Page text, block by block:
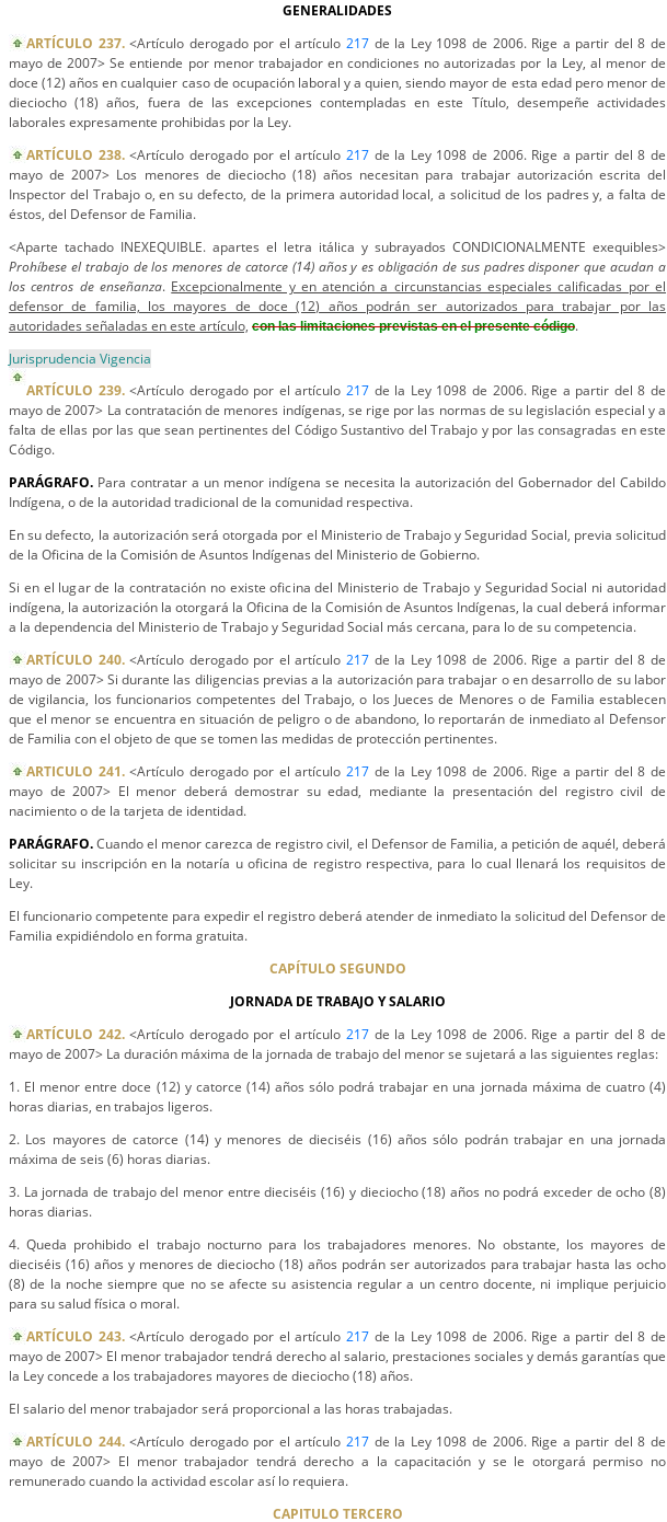
GENERALIDADES
ARTÍCULO 237.<Artículo derogado por el artículo217 de la Ley 1098 de 2006. Rige a partir del 8 de
mayo de 2007> Se entiende por menor trabajador en condiciones no autorizadas por la Ley, al menor de
doce (12) años en cualquier caso de ocupación laboral y a quien, siendo mayor de esta edad pero menor de
dieciocho (18) años, fuera de las excepciones contempladas en este Título, desempeñe actividades
laborales expresamente prohibidas por la Ley.
ARTÍCULO 238.<Artículo derogado por el artículo217 de la Ley 1098 de 2006. Rige a partir del 8 de
mayo de 2007> Los menores de dieciocho (18) años necesitan para trabajar autorización escrita del
Inspector del Trabajo o, en su defecto, de la primera autoridad local, a solicitud de los padres y, a falta de
éstos, del Defensor de Familia.
<Aparte tachado INEXEQUIBLE. apartes el letra itálica y subrayados CONDICIONALMENTE exequibles>
Prohíbese el trabajo de los menores de catorce (14) años y es obligación de sus padres disponer que acudan a
los centros de enseñanza. Excepcionalmente y en atención a circunstancias especiales calificadas por el
defensor de familia, los mayores de doce (12) años podrán ser autorizados para trabajar por las
autoridades señaladas en este artículo, con las limitaciones previstas en el presente código.
Jurisprudencia Vigencia
ARTÍCULO 239.<Artículo derogado por el artículo217 de la Ley 1098 de 2006. Rige a partir del 8 de
mayo de 2007> La contratación de menores indígenas, se rige por las normas de su legislación especial y a
falta de ellas por las que sean pertinentes del Código Sustantivo del Trabajo y por las consagradas en este
Código.
PARÁGRAFO. Para contratar a un menor indígena se necesita la autorización del Gobernador del Cabildo
Indígena, o de la autoridad tradicional de la comunidad respectiva.
En su defecto, la autorización será otorgada por el Ministerio de Trabajo y Seguridad Social, previa solicitud
de la Oficina de la Comisión de Asuntos Indígenas del Ministerio de Gobierno.
Si en el lugar de la contratación no existe oficina del Ministerio de Trabajo y Seguridad Social ni autoridad
indígena, la autorización la otorgará la Oficina de la Comisión de Asuntos Indígenas, la cual deberá informar
a la dependencia del Ministerio de Trabajo y Seguridad Social más cercana, para lo de su competencia.
ARTÍCULO 240.<Artículo derogado por el artículo217 de la Ley 1098 de 2006. Rige a partir del 8 de
mayo de 2007> Si durante las diligencias previas a la autorización para trabajar o en desarrollo de su labor
de vigilancia, los funcionarios competentes del Trabajo, o los Jueces de Menores o de Familia establecen
que el menor se encuentra en situación de peligro o de abandono, lo reportarán de inmediato al Defensor
de Familia con el objeto de que se tomen las medidas de protección pertinentes.
ARTICULO 241.<Artículo derogado por el artículo217 de la Ley 1098 de 2006. Rige a partir del 8 de
mayo de 2007> El menor deberá demostrar su edad, mediante la presentación del registro civil de
nacimiento o de la tarjeta de identidad.
PARÁGRAFO.Cuando el menor carezca de registro civil, el Defensor de Familia, a petición de aquél, deberá
solicitar su inscripción en la notaría u oficina de registro respectiva, para lo cual llenará los requisitos de
Ley.
El funcionario competente para expedir el registro deberá atender de inmediato la solicitud del Defensor de
Familia expidiéndolo en forma gratuita.
CAPÍTULO SEGUNDO
JORNADA DE TRABAJO Y SALARIO
ARTÍCULO 242.<Artículo derogado por el artículo217 de la Ley 1098 de 2006. Rige a partir del 8 de
mayo de 2007> La duración máxima de la jornada de trabajo del menor se sujetará a las siguientes reglas:
1. El menor entre doce (12) y catorce (14) años sólo podrá trabajar en una jornada máxima de cuatro (4)
horas diarias, en trabajos ligeros.
2. Los mayores de catorce (14) y menores de dieciséis (16) años sólo podrán trabajar en una jornada
máxima de seis (6) horas diarias.
3. La jornada de trabajo del menor entre dieciséis (16) y dieciocho (18) años no podrá exceder de ocho (8)
horas diarias.
4. Queda prohibido el trabajo nocturno para los trabajadores menores. No obstante, los mayores de
dieciséis (16) años y menores de dieciocho (18) años podrán ser autorizados para trabajar hasta las ocho
(8) de la noche siempre que no se afecte su asistencia regular a un centro docente, ni implique perjuicio
para su salud física o moral.
ARTÍCULO 243.<Artículo derogado por el artículo217 de la Ley 1098 de 2006. Rige a partir del 8 de
mayo de 2007> El menor trabajador tendrá derecho al salario, prestaciones sociales y demás garantías que
la Ley concede a los trabajadores mayores de dieciocho (18) años.
El salario del menor trabajador será proporcional a las horas trabajadas.
ARTÍCULO 244.<Artículo derogado por el artículo217 de la Ley 1098 de 2006. Rige a partir del 8 de
mayo de 2007> El menor trabajador tendrá derecho a la capacitación y se le otorgará permiso no
remunerado cuando la actividad escolar así lo requiera.
CAPITULO TERCERO